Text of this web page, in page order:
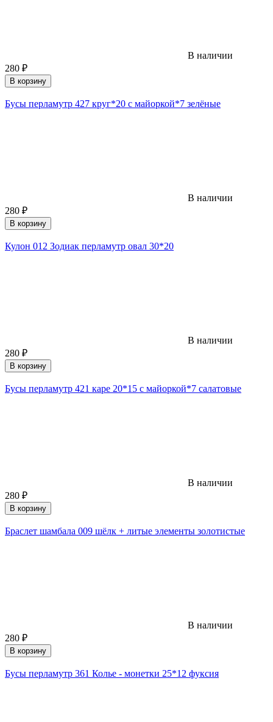
В наличии
280 ₽
В корзину
Бусы перламутр 427 круг*20 с майоркой*7 зелёные
В наличии
280 ₽
В корзину
Кулон 012 Зодиак перламутр овал 30*20
В наличии
280 ₽
В корзину
Бусы перламутр 421 каре 20*15 с майоркой*7 салатовые
В наличии
280 ₽
В корзину
Браслет шамбала 009 шёлк + литые элементы золотистые
В наличии
280 ₽
В корзину
Бусы перламутр 361 Колье - монетки 25*12 фуксия